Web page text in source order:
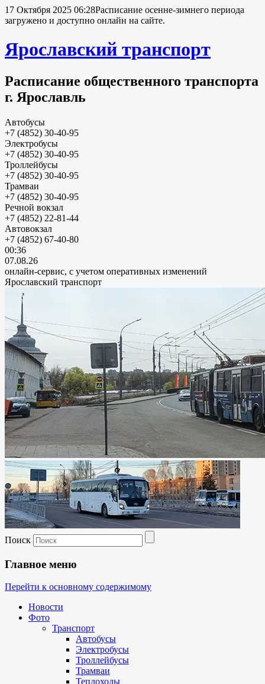
17 Октября 2025 06:28Расписание осенне-зимнего периода
загружено и доступно онлайн на сайте.
Ярославский транспорт
Расписание общественного транспорта
г. Ярославль
Автобусы
+7 (4852) 30-40-95
Электробусы
+7 (4852) 30-40-95
Троллейбусы
+7 (4852) 30-40-95
Трамваи
+7 (4852) 30-40-95
Речной вокзал
+7 (4852) 22-81-44
Автовокзал
+7 (4852) 67-40-80
00:36
07.08.26
онлайн-сервис, с учетом оперативных изменений
Ярославский транспорт
Поиск
Главное меню
Перейти к основному содержимому
Новости
Фото
Транспорт
Автобусы
Электробусы
Троллейбусы
Трамваи
Теплоходы